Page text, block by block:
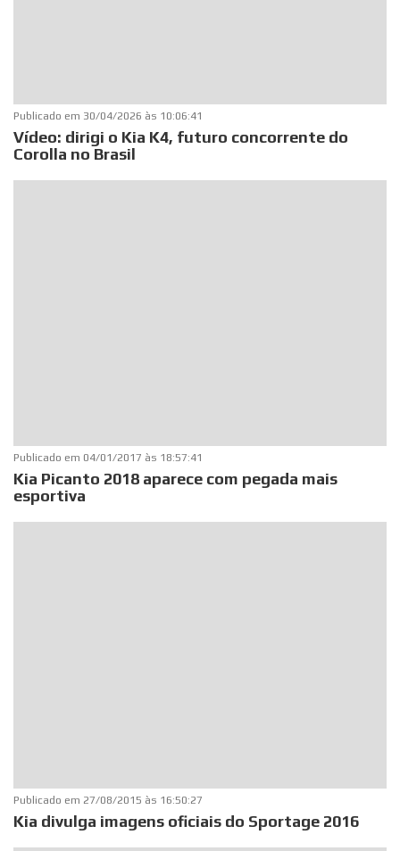
Publicado em 30/04/2026 às 10:06:41
Vídeo: dirigi o Kia K4, futuro concorrente do
Corolla no Brasil
Publicado em 04/01/2017 às 18:57:41
Kia Picanto 2018 aparece com pegada mais
esportiva
Publicado em 27/08/2015 às 16:50:27
Kia divulga imagens oficiais do Sportage 2016